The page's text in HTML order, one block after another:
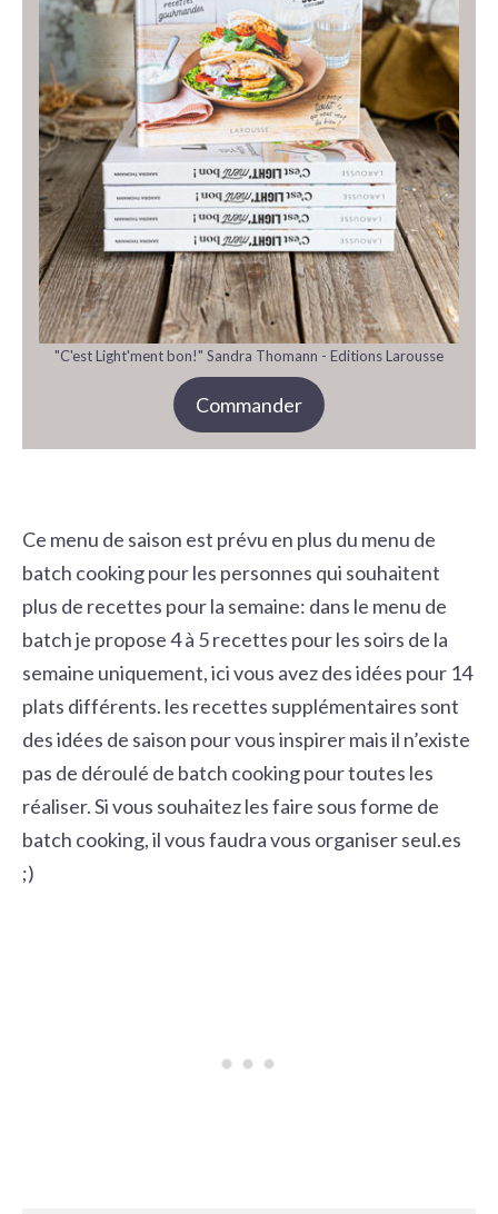
"C'est Light'ment bon!" Sandra Thomann - Editions Larousse
Commander
Ce menu de saison est prévu en plus du menu de
batch cooking pour les personnes qui souhaitent
plus de recettes pour la semaine: dans le menu de
batch je propose 4 à 5 recettes pour les soirs de la
semaine uniquement, ici vous avez des idées pour 14
plats différents. les recettes supplémentaires sont
des idées de saison pour vous inspirer mais il n’existe
pas de déroulé de batch cooking pour toutes les
réaliser. Si vous souhaitez les faire sous forme de
batch cooking, il vous faudra vous organiser seul.es
;)